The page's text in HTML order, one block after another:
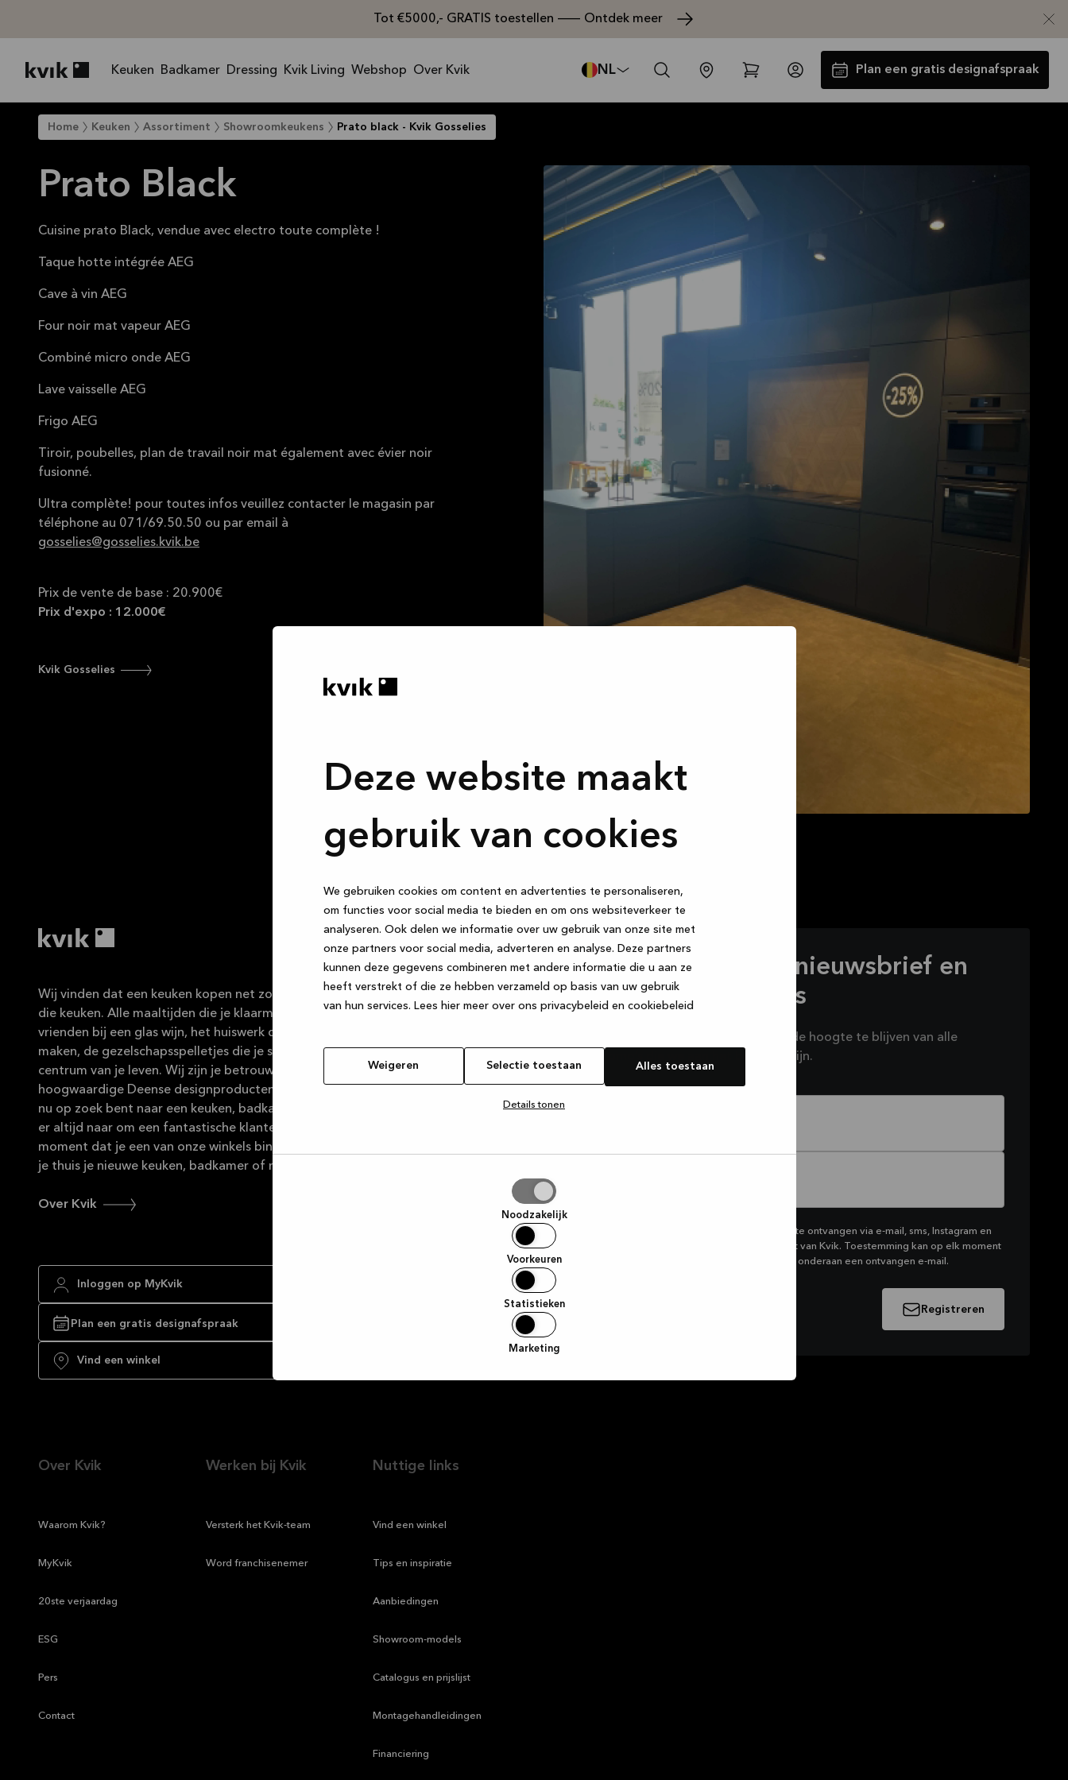
Deze website maakt
gebruik van cookies
We gebruiken cookies om content en advertenties te personaliseren,
om functies voor social media te bieden en om ons websiteverkeer te
analyseren. Ook delen we informatie over uw gebruik van onze site met
onze partners voor social media, adverteren en analyse. Deze partners
kunnen deze gegevens combineren met andere informatie die u aan ze
heeft verstrekt of die ze hebben verzameld op basis van uw gebruik
van hun services. Lees hier meer over ons privacybeleid en cookiebeleid
Weigeren Selectie toestaan Alles toestaan
Details tonen
Noodzakelijk
Voorkeuren
Statistieken
Marketing
Tot €5000,- GRATIS toestellen — Ontdek meer
Keuken Badkamer Dressing Kvik Living Webshop Over Kvik NL Plan een gratis designafspraak
Home Keuken Assortiment Showroomkeukens Prato black - Kvik Gosselies
Prato Black
Cuisine prato Black, vendue avec electro toute complète !
Taque hotte intégrée AEG
Cave à vin AEG
Four noir mat vapeur AEG
Combiné micro onde AEG
Lave vaisselle AEG
Frigo AEG
Tiroir, poubelles, plan de travail noir mat également avec évier noir
fusionné.
Ultra complète! pour toutes infos veuillez contacter le magasin par
téléphone au 071/69.50.50 ou par email à
gosselies@gosselies.kvik.be
Prix de vente de base : 20.900€
Prix d'expo : 12.000€
Kvik Gosselies
Wij vinden dat een keuken kopen net zo leuk moet zijn als het leven in
die keuken. Alle maaltijden die je klaarmaakt, de gesprekken met
vrienden bij een glas wijn, het huiswerk dat de kinderen aan tafel
maken, de gezelschapsspelletjes die je speelt … De keuken is het
centrum van je leven. Wij zijn je betrouwbare partner voor prachtige,
hoogwaardige Deense designproducten in duurzame materialen, of je
nu op zoek bent naar een keuken, badkamer of maatkast. Wij streven
er altijd naar om een fantastische klantenservice te bieden, vanaf het
moment dat je een van onze winkels binnenstapt tot het moment dat
je thuis je nieuwe keuken, badkamer of maatkast kunt bewonderen.
Over Kvik
Inloggen op MyKvik
Plan een gratis designafspraak
Vind een winkel
Schrijf je in op onze nieuwsbrief en
krijg exclusieve deals
Schrijf je in op onze nieuwsbrief om op de hoogte te blijven van alle
coole promo’s die we aan het brouwen zijn.
Ik ga hiermee akkoord om marketing van Kvik te ontvangen via e-mail, sms, Instagram en
Facebook betreffende het productassortiment van Kvik. Toestemming kan op elk moment
worden ingetrokken door te klikken op de link onderaan een ontvangen e-mail.
Registreren
Over Kvik
Waarom Kvik?
MyKvik
20ste verjaardag
ESG
Pers
Contact
Werken bij Kvik
Versterk het Kvik-team
Word franchisenemer
Nuttige links
—Vind een winkel
Tips en inspiratie
—Aanbiedingen
—Showroom-models
—Catalogus en prijslijst
Montagehandleidingen
Financiering